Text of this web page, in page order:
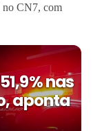
no CN7, com
nas
aponta